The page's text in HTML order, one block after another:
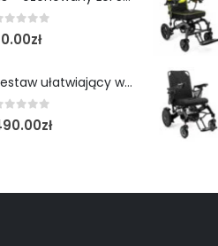
out of 5
zł
Zestaw ułatwiający wejście do wanny- schodek z poręczą
out of 5zł